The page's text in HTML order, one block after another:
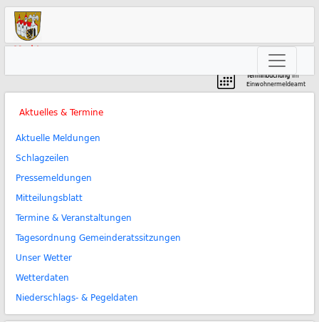
Markt
Terminbuchungim
Einwohnermeldeamt
Aktuelles & Termine
Aktuelle Meldungen
Schlagzeilen
Pressemeldungen
Mitteilungsblatt
Termine & Veranstaltungen
Tagesordnung Gemeinderatssitzungen
Unser Wetter
Wetterdaten
Niederschlags- & Pegeldaten